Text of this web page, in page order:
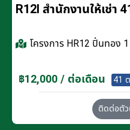
R12I สำนักงานให้เช่า
โครงการ HR12 ปิ่นทอง
฿12,000 / ต่อเดือน 41
ติดต่อตั